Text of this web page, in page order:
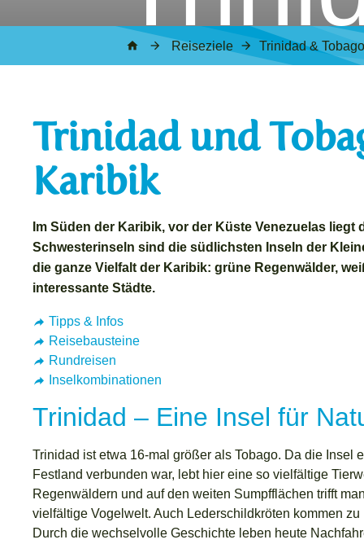
Reiseziele Trinidad & Tobago
Trinidad und
Karibik
Im Süden der Karibik, vor der Küste Venezuelas liegt
Schwesterinseln sind die südlichsten Inseln der
die ganze Vielfalt der Karibik: grüne Regenwälder,
interessante Städte.
Tipps & Infos
Reisebausteine
Rundreisen
Inselkombinationen
Trinidad – Eine Insel für
Trinidad ist etwa 16-mal größer als Tobago. Da die
Festland verbunden war, lebt hier eine so vielfältige
Regenwäldern und auf den weiten Sumpfflächen trifft
vielfältige Vogelwelt. Auch Lederschildkröten kommen
Durch die wechselvolle Geschichte leben heute